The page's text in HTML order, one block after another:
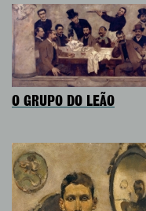
O GRUPO DO LEÃO